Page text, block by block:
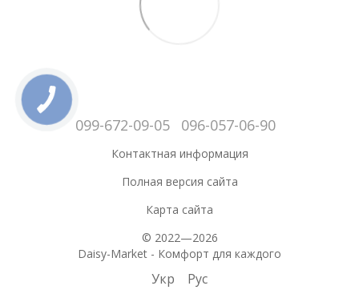
099-672-09-05 096-057-06-90
Контактная информация
Полная версия сайта
Карта сайта
© 2022—2026
Daisy-Market - Комфорт для каждого
Укр Рус